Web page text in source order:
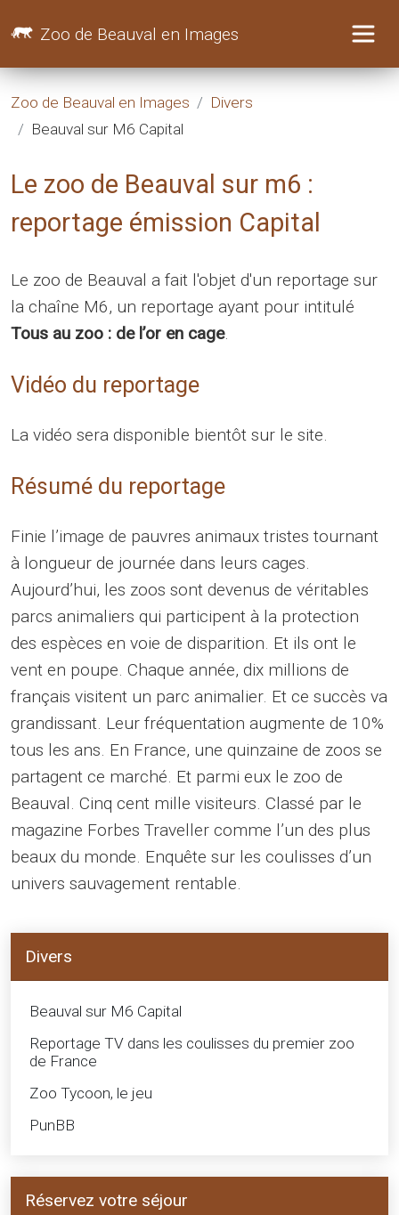
Zoo de Beauval en Images
Zoo de Beauval en Images
Divers
Beauval sur M6 Capital
Le zoo de Beauval sur m6 :
reportage émission Capital
Le zoo de Beauval a fait l'objet d'un reportage sur
la chaîne M6, un reportage ayant pour intitulé
Tous au zoo : de l’or en cage.
Vidéo du reportage
La vidéo sera disponible bientôt sur le site.
Résumé du reportage
Finie l’image de pauvres animaux tristes tournant
à longueur de journée dans leurs cages.
Aujourd’hui, les zoos sont devenus de véritables
parcs animaliers qui participent à la protection
des espèces en voie de disparition. Et ils ont le
vent en poupe. Chaque année, dix millions de
français visitent un parc animalier. Et ce succès va
grandissant. Leur fréquentation augmente de 10%
tous les ans. En France, une quinzaine de zoos se
partagent ce marché. Et parmi eux le zoo de
Beauval. Cinq cent mille visiteurs. Classé par le
magazine Forbes Traveller comme l’un des plus
beaux du monde. Enquête sur les coulisses d’un
univers sauvagement rentable.
Divers
Beauval sur M6 Capital
Reportage TV dans les coulisses du premier zoo
de France
Zoo Tycoon, le jeu
PunBB
Réservez votre séjour